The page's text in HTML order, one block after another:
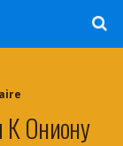
К Ониону